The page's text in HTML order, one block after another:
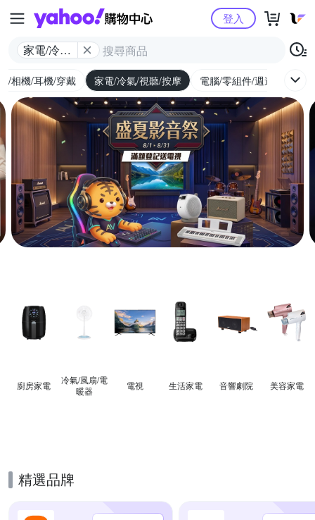
Yahoo購物中心
家電/冷氣/
登入
/相機/耳機/穿戴 家電/冷氣/視聽/按摩 電腦/零組件/週邊/遊戲
廚房家電
冷氣/風扇/電
暖器
電視 生活家電 音響劇院 美容家電
精選品牌